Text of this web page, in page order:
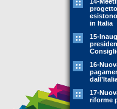
in Italia
15-
16-
17-
riforme